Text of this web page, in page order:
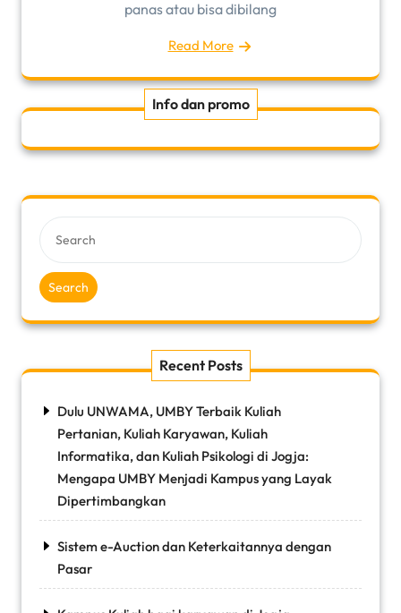
panas atau bisa dibilang
Read More
Info dan promo
Search
Recent Posts
Dulu UNWAMA, UMBY Terbaik Kuliah
Pertanian, Kuliah Karyawan, Kuliah
Informatika, dan Kuliah Psikologi di Jogja:
Mengapa UMBY Menjadi Kampus yang Layak
Dipertimbangkan
Sistem e-Auction dan Keterkaitannya dengan
Pasar